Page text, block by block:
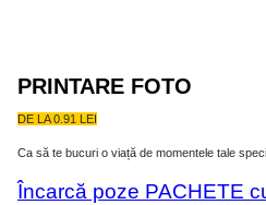
PRINTARE FOTO
DE LA 0.91 LEI
Ca să te bucuri o viață de momentele tale
Încarcă poze PACHETE